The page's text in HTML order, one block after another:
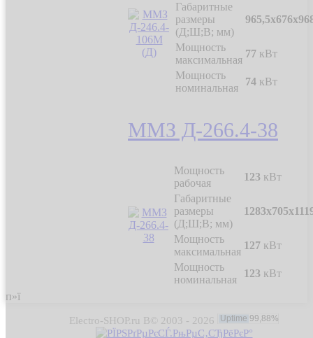
Габаритные
размеры
(Д;Ш;В; мм)
Мощность
максимальная
77 кВт
Мощность
номинальная
74 кВт
ММЗ Д-266.4-38
Мощность
рабочая
123 кВт
Габаритные
размеры
(Д;Ш;В; мм)
Мощность
максимальная
127 кВт
Мощность
номинальная
123 кВт
п»ї
Electro-SHOP.ru В© 2003 - 2026